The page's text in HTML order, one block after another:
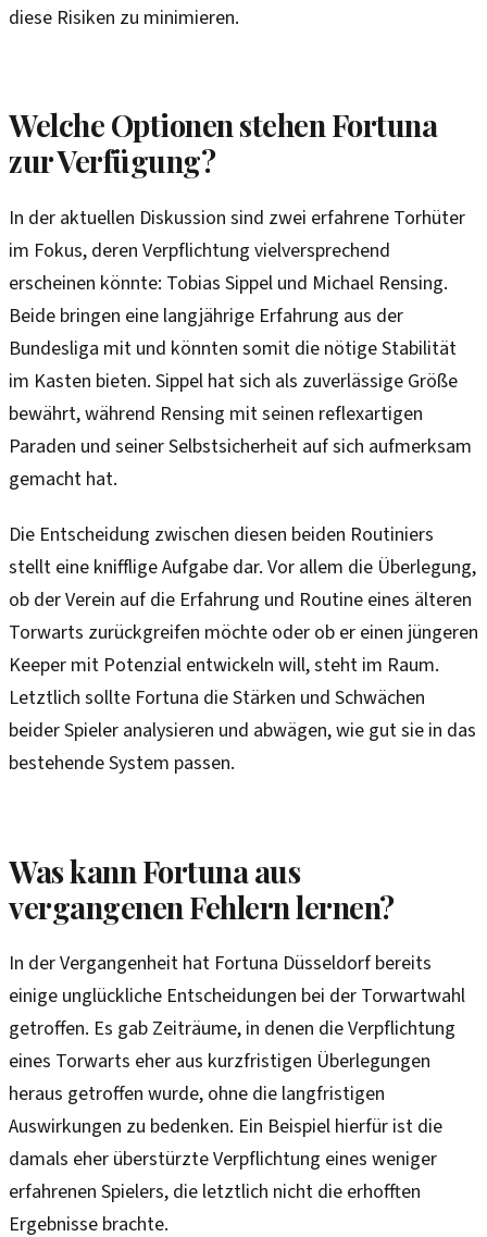
diese Risiken zu minimieren.
Welche Optionen stehen Fortuna
zur Verfügung?
In der aktuellen Diskussion sind zwei erfahrene Torhüter
im Fokus, deren Verpflichtung vielversprechend
erscheinen könnte: Tobias Sippel und Michael Rensing.
Beide bringen eine langjährige Erfahrung aus der
Bundesliga mit und könnten somit die nötige Stabilität
im Kasten bieten. Sippel hat sich als zuverlässige Größe
bewährt, während Rensing mit seinen reflexartigen
Paraden und seiner Selbstsicherheit auf sich aufmerksam
gemacht hat.
Die Entscheidung zwischen diesen beiden Routiniers
stellt eine knifflige Aufgabe dar. Vor allem die Überlegung,
ob der Verein auf die Erfahrung und Routine eines älteren
Torwarts zurückgreifen möchte oder ob er einen jüngeren
Keeper mit Potenzial entwickeln will, steht im Raum.
Letztlich sollte Fortuna die Stärken und Schwächen
beider Spieler analysieren und abwägen, wie gut sie in das
bestehende System passen.
Was kann Fortuna aus
vergangenen Fehlern lernen?
In der Vergangenheit hat Fortuna Düsseldorf bereits
einige unglückliche Entscheidungen bei der Torwartwahl
getroffen. Es gab Zeiträume, in denen die Verpflichtung
eines Torwarts eher aus kurzfristigen Überlegungen
heraus getroffen wurde, ohne die langfristigen
Auswirkungen zu bedenken. Ein Beispiel hierfür ist die
damals eher überstürzte Verpflichtung eines weniger
erfahrenen Spielers, die letztlich nicht die erhofften
Ergebnisse brachte.